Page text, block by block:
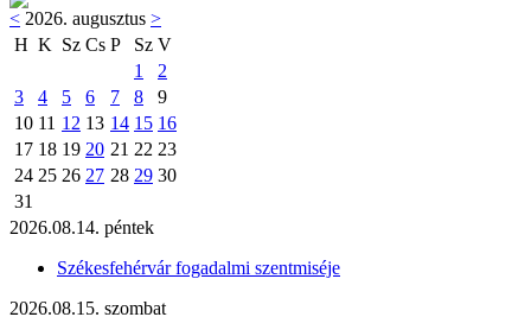
< 2026. augusztus >
H K Sz Cs P Sz V
1
2
3
4 5 6 7 8
9
10 11 12 13 14 15 16
17 18 19 20 21 22 23
24 25 26 27 28 29 30
31
2026.08.14. péntek
Székesfehérvár fogadalmi szentmiséje
2026.08.15. szombat